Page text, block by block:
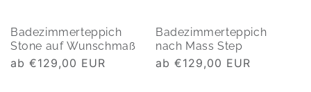
Badezimmerteppich
Stone auf Wunschmaß
Normaler
ab €129,00 EUR
Badezimmerteppich
nach Mass Step
Normaler
ab €129,00 EUR